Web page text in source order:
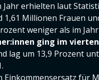
Jahr erhielten laut
1,61 Millionen Frauen
weniger als im
ging im vierten
lag um 13,9 Prozent
Einkommensersatz für